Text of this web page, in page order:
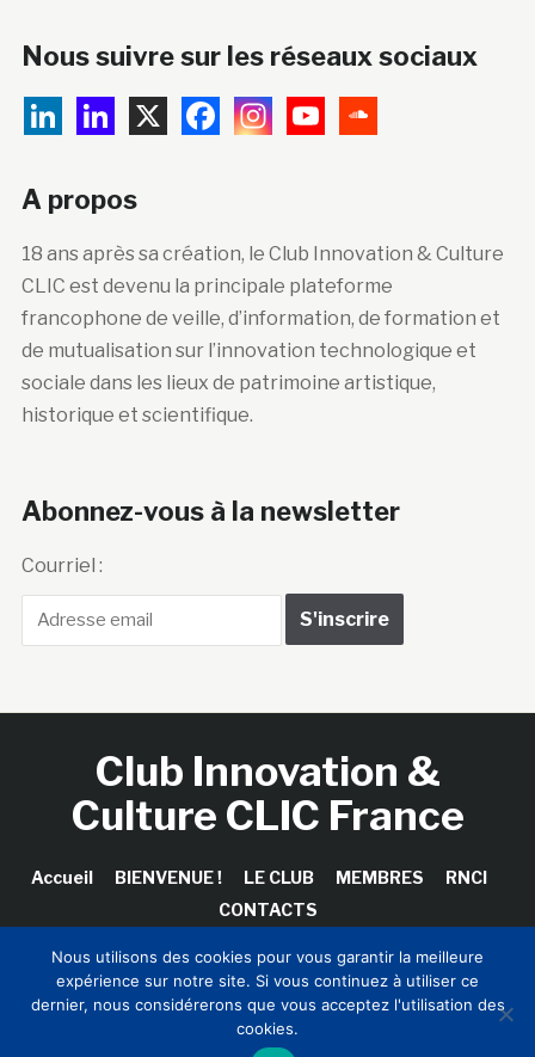
Nous suivre sur les réseaux sociaux
A propos
18 ans après sa création, le Club Innovation & Culture
CLIC est devenu la principale plateforme
francophone de veille, d’information, de formation et
de mutualisation sur l’innovation technologique et
sociale dans les lieux de patrimoine artistique,
historique et scientifique.
Abonnez-vous à la newsletter
Courriel :
Club Innovation &
Culture CLIC France
Accueil BIENVENUE ! LE CLUB MEMBRES
RNCI
CONTACTS
Copyright © 2026 Club Innovation & Culture CLIC France /
Sinapses Conseils
Nous utilisons des cookies pour vous garantir la meilleure
expérience sur notre site. Si vous continuez à utiliser ce
dernier, nous considérerons que vous acceptez l'utilisation des
cookies.